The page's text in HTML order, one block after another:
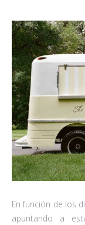
En función de los
apuntando a